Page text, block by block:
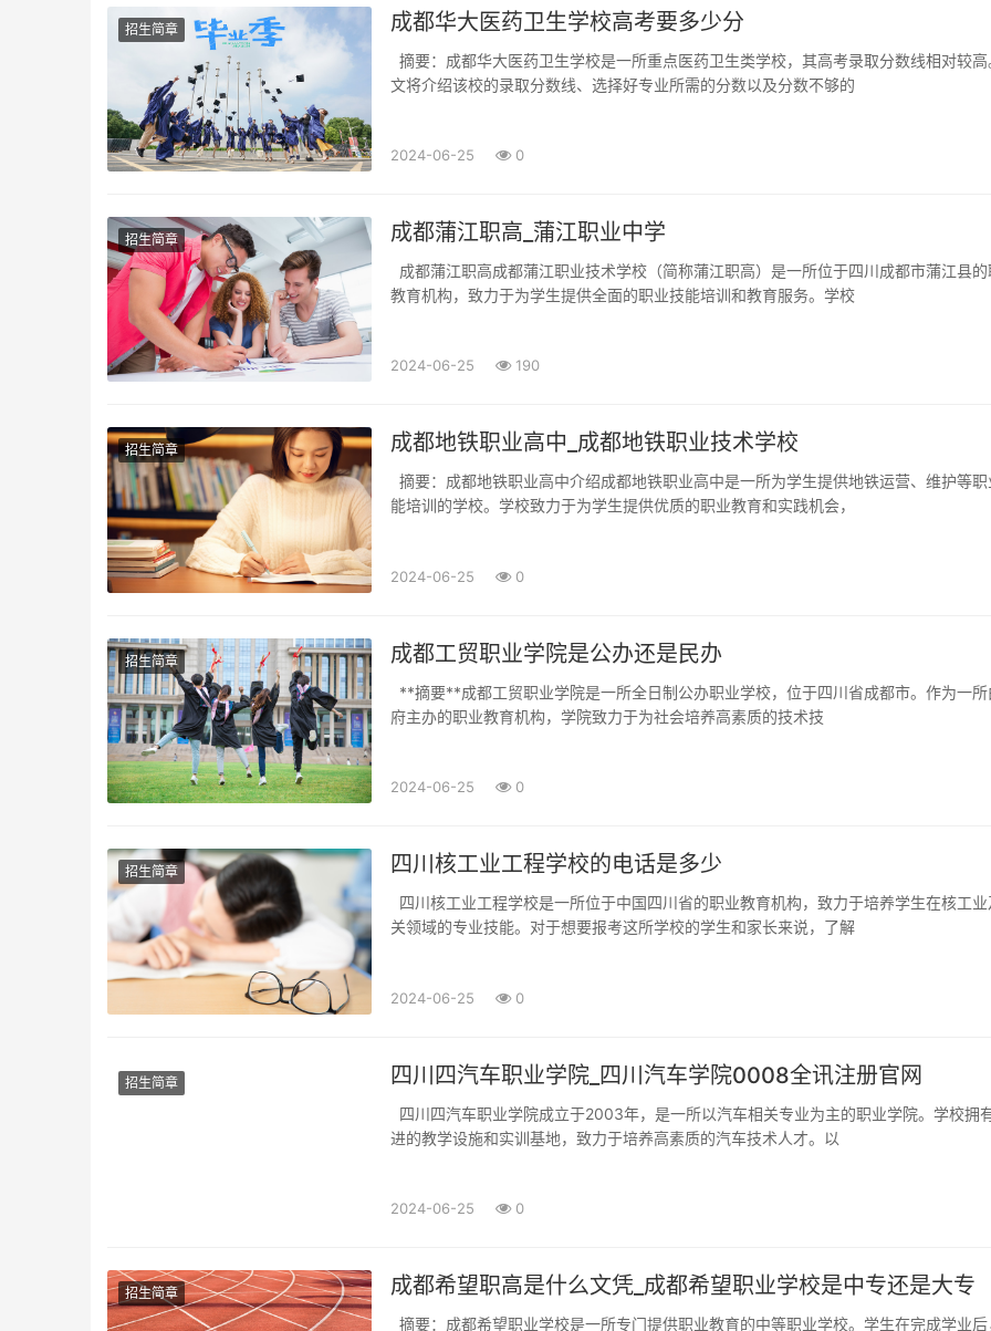
招生简章 成都华大医药卫生学校高考要多少分
文将介绍该校的录取分数线、选择好专业所需的分数以及分数不够的
2024-06-25 0
招生简章 成都蒲江职高_蒲江职业中学
教育机构，致力于为学生提供全面的职业技能培训和教育服务。学校
2024-06-25 190
招生简章 成都地铁职业高中_成都地铁职业技术学校
能培训的学校。学校致力于为学生提供优质的职业教育和实践机会，
2024-06-25 0
招生简章 成都工贸职业学院是公办还是民办
府主办的职业教育机构，学院致力于为社会培养高素质的技术技
2024-06-25 0
招生简章 四川核工业工程学校的电话是多少
关领域的专业技能。对于想要报考这所学校的学生和家长来说，了解
2024-06-25 0
招生简章 四川四汽车职业学院_四川汽车学院0008全讯注册官网
进的教学设施和实训基地，致力于培养高素质的汽车技术人才。以
2024-06-25 0
招生简章 成都希望职高是什么文凭_成都希望职业学校是中专还是大专